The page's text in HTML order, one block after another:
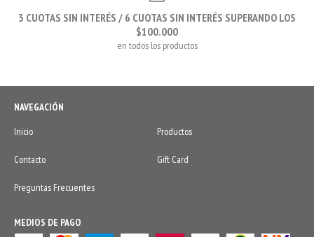
3 CUOTAS SIN INTERÉS / 6 CUOTAS SIN INTERÉS SUPERANDO LOS
$100.000
en todos los productos
NAVEGACIÓN
Inicio
Productos
Contacto Gift Card
Preguntas Frecuentes
MEDIOS DE PAGO